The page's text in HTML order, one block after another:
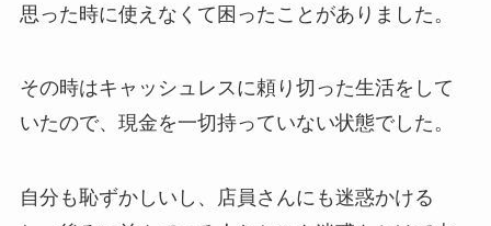
思った時に使えなくて困ったことがありました。
その時はキャッシュレスに頼り切った生活をして
いたので、現金を一切持っていない状態でした。
自分も恥ずかしいし、店員さんにも迷惑かける